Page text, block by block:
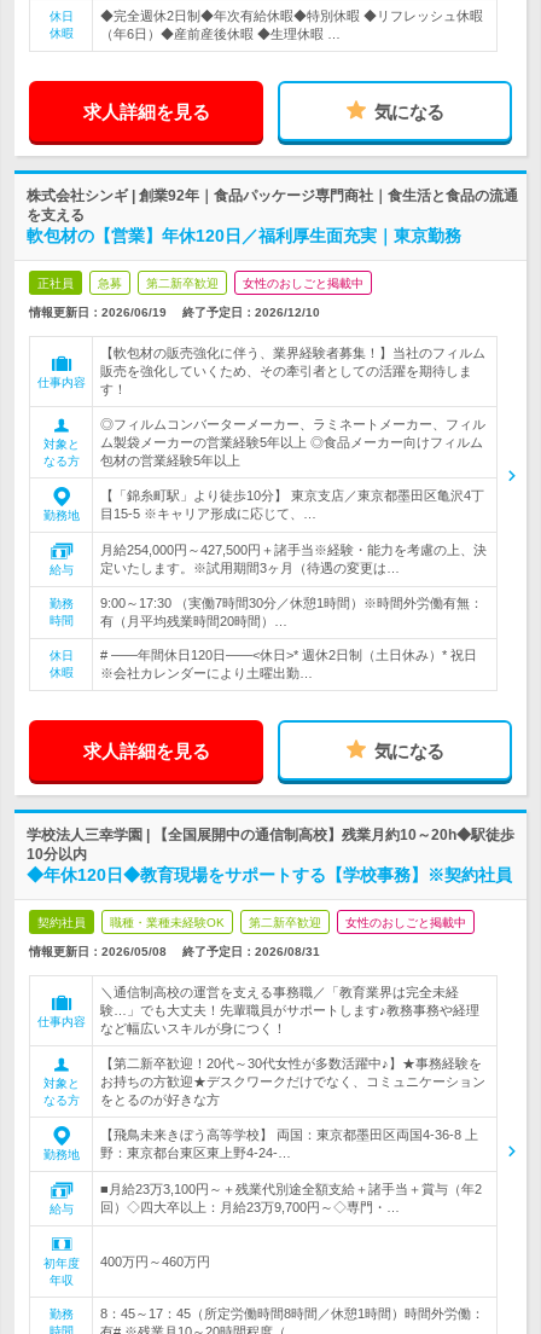
休日
休暇
◆完全週休2日制◆年次有給休暇◆特別休暇 ◆リフレッシュ休暇
（年6日）◆産前産後休暇 ◆生理休暇 …
求人詳細を見る 気になる
株式会社シンギ | 創業92年｜食品パッケージ専門商社｜食生活と食品の流通
を支える
軟包材の【営業】年休120日／福利厚生面充実｜東京勤務
正社員 急募 第二新卒歓迎 女性のおしごと掲載中
情報更新日：2026/06/19 終了予定日： 2026/12/10
仕事内容
【軟包材の販売強化に伴う、業界経験者募集！】当社のフィルム
販売を強化していくため、その牽引者としての活躍を期待しま
す！
対象と
なる方
◎フィルムコンバーターメーカー、ラミネートメーカー、フィル
ム製袋メーカーの営業経験5年以上 ◎食品メーカー向けフィルム
包材の営業経験5年以上
勤務地
【「錦糸町駅」より徒歩10分】 東京支店／東京都墨田区亀沢4丁
目15-5 ※キャリア形成に応じて、…
給与
月給254,000円～427,500円＋諸手当※経験・能力を考慮の上、決
定いたします。※試用期間3ヶ月（待遇の変更は…
勤務
時間
9:00～17:30 （実働7時間30分／休憩1時間）※時間外労働有無：
有（月平均残業時間20時間）…
休日
休暇
# ――年間休日120日――<休日>* 週休2日制（土日休み）* 祝日
※会社カレンダーにより土曜出勤…
求人詳細を見る 気になる
学校法人三幸学園 | 【全国展開中の通信制高校】残業月約10～20h◆駅徒歩
10分以内
◆年休120日◆教育現場をサポートする【学校事務】※契約社員
契約社員 職種・業種未経験OK 第二新卒歓迎 女性のおしごと掲載中
情報更新日：2026/05/08 終了予定日： 2026/08/31
仕事内容
＼通信制高校の運営を支える事務職／「教育業界は完全未経
験…」でも大丈夫！先輩職員がサポートします♪教務事務や経理
など幅広いスキルが身につく！
対象と
なる方
【第二新卒歓迎！20代～30代女性が多数活躍中♪】★事務経験を
お持ちの方歓迎★デスクワークだけでなく、コミュニケーション
をとるのが好きな方
勤務地
【飛鳥未来きぼう高等学校】 両国：東京都墨田区両国4-36-8 上
野：東京都台東区東上野4-24-…
給与
■月給23万3,100円～＋残業代別途全額支給＋諸手当＋賞与（年2
回）◇四大卒以上：月給23万9,700円～◇専門・…
初年度
年収
400万円～460万円
勤務
時間
8：45～17：45（所定労働時間8時間／休憩1時間）時間外労働：